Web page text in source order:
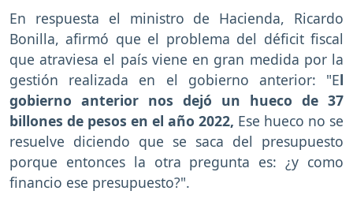
En respuesta el ministro de Hacienda, Ricardo
Bonilla, afirmó que el problema del déficit fiscal
que atraviesa el país viene en gran medida por la
gestión realizada en el gobierno anterior: "El
gobierno anterior nos dejó un hueco de 37
billones de pesos en el año 2022, Ese hueco no se
resuelve diciendo que se saca del presupuesto
porque entonces la otra pregunta es: ¿y como
financio ese presupuesto?".